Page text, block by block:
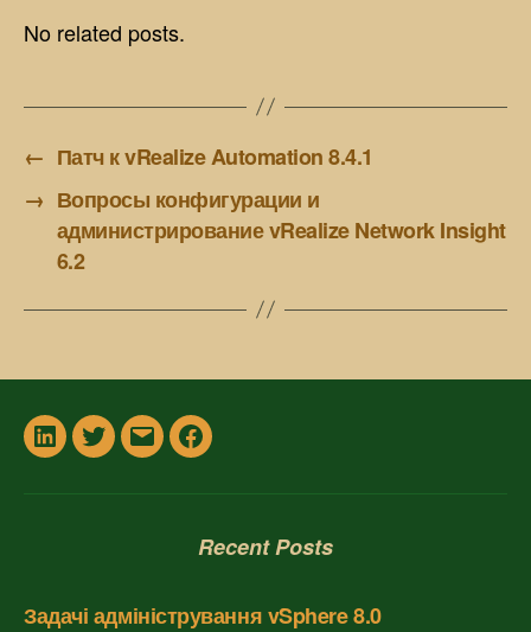
No related posts.
← Патч к vRealize Automation 8.4.1
→ Вопросы конфигурации и
администрирование vRealize Network Insight
6.2
In TwitterEmailFacebook
Recent Posts
Задачі адміністрування vSphere 8.0